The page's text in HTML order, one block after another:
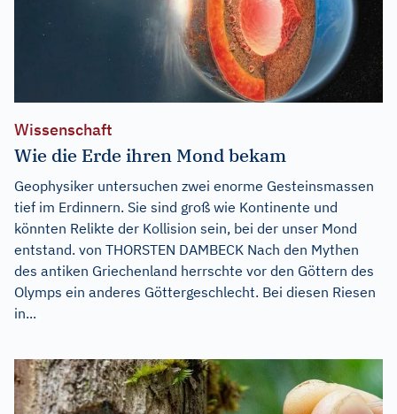
Wissenschaft
Wie die Erde ihren Mond bekam
Geophysiker untersuchen zwei enorme Gesteinsmassen
tief im Erdinnern. Sie sind groß wie Kontinente und
könnten Relikte der Kollision sein, bei der unser Mond
entstand. von THORSTEN DAMBECK Nach den Mythen
des antiken Griechenland herrschte vor den Göttern des
Olymps ein anderes Göttergeschlecht. Bei diesen Riesen
in...